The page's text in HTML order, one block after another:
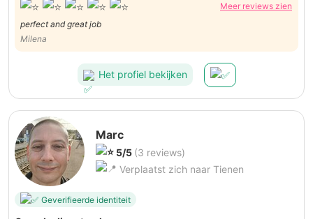
Meer reviews zien
perfect and great job
Milena
Het profiel bekijken
Marc
5/5 (3 reviews)
Verplaatst zich naar Tienen
Geverifieerde identiteit